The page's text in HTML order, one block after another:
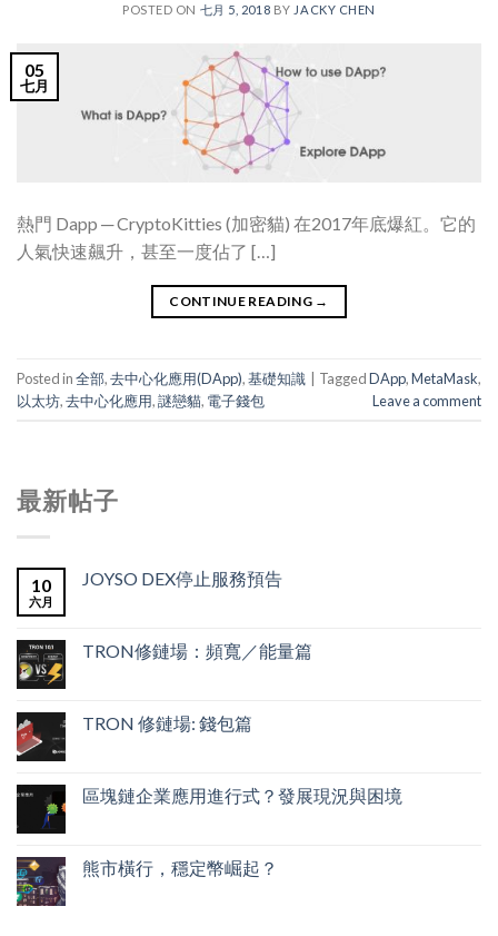
POSTED ON 七月 5, 2018 BY JACKY CHEN
05
七月
熱門 Dapp ─ CryptoKitties (加密貓) 在2017年底爆紅。它的
人氣快速飆升，甚至一度佔了 […]
CONTINUE READING →
Posted in全部,去中心化應用(DApp),基礎知識 | TaggedDApp,MetaMask,
以太坊,去中心化應用,謎戀貓, 電子錢包 Leave a comment
最新帖子
10
六月
JOYSO DEX停止服務預告
TRON修鏈場：頻寬／能量篇
TRON 修鏈場: 錢包篇
區塊鏈企業應用進行式？發展現況與困境
熊市橫行，穩定幣崛起？